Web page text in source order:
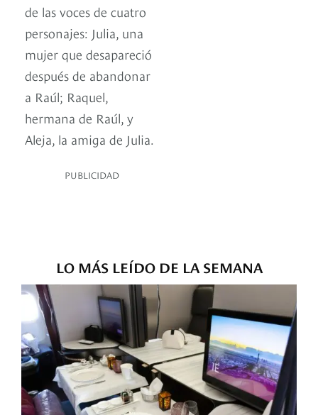
de las voces de cuatro
personajes: Julia, una
mujer que desapareció
después de abandonar
a Raúl; Raquel,
hermana de Raúl, y
Aleja, la amiga de Julia.
PUBLICIDAD
LO MÁS LEÍDO DE LA SEMANA